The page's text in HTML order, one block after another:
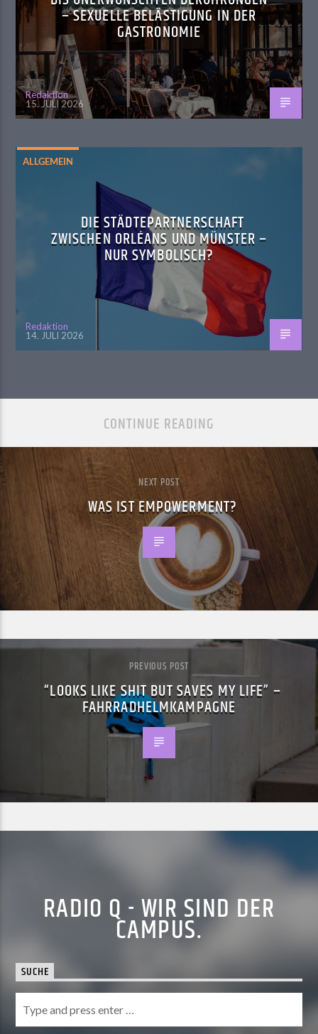
– SEXUELLE BELÄSTIGUNG IN DER
GASTRONOMIE
Redaktion
15. JULI 2026
ALLGEMEIN
DIE STÄDTEPARTNERSCHAFT
ZWISCHEN ORLÉANS UND MÜNSTER –
NUR SYMBOLISCH?
Redaktion
14. JULI 2026
CONTINUE READING
NEXT POST
WAS IST EMPOWERMENT?
PREVIOUS POST
“LOOKS LIKE SHIT BUT SAVES MY LIFE” –
FAHRRADHELMKAMPAGNE
RADIO Q - WIR SIND DER
CAMPUS.
SUCHE